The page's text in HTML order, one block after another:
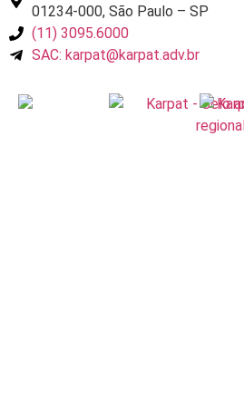
01234-000, São Paulo – SP
(11) 3095.6000
SAC: karpat@karpat.adv.br